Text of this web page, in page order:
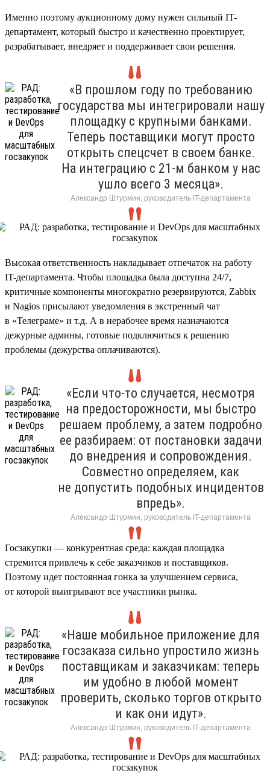
Именно поэтому аукционному дому нужен сильный IT-
департамент, который быстро и качественно проектирует,
разрабатывает, внедряет и поддерживает свои решения.
«В прошлом году по требованию
государства мы интегрировали нашу
площадку с крупными банками.
Теперь поставщики могут просто
открыть спецсчет в своем банке.
На интеграцию с 21-м банком у нас
ушло всего 3 месяца».
Александр Штурмин, руководитель IT-департамента
Высокая ответственность накладывает отпечаток на работу
IT-департамента. Чтобы площадка была доступна 24/7,
критичные компоненты многократно резервируются, Zabbix
и Nagios присылают уведомления в экстренный чат
в «Телеграме» и т.д. А в нерабочее время назначаются
дежурные админы, готовые подключиться к решению
проблемы (дежурства оплачиваются).
«Если что-то случается, несмотря
на предосторожности, мы быстро
решаем проблему, а затем подробно
ее разбираем: от постановки задачи
до внедрения и сопровождения.
Совместно определяем, как
не допустить подобных инцидентов
впредь».
Александр Штурмин, руководитель IT-департамента
Госзакупки — конкурентная среда: каждая площадка
стремится привлечь к себе заказчиков и поставщиков.
Поэтому идет постоянная гонка за улучшением сервиса,
от которой выигрывают все участники рынка.
«Наше мобильное приложение для
госзаказа сильно упростило жизнь
поставщикам и заказчикам: теперь
им удобно в любой момент
проверить, сколько торгов открыто
и как они идут».
Александр Штурмин, руководитель IT-департамента